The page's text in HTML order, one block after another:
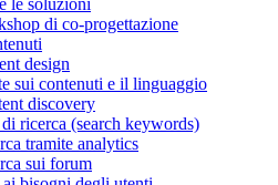
le soluzioni
di co-progettazione
design
sui contenuti e il linguaggio
discovery
ricerca (search keywords)
tramite analytics
sui forum